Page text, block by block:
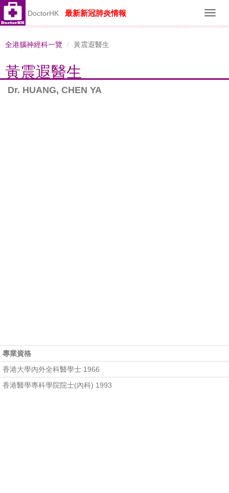
DoctorHK 最新新冠肺炎情報
全港腦神經科一覽 黃震遐醫生
黃震遐醫生
Dr. HUANG, CHEN YA
專業資格
香港大學內外全科醫學士 1966
香港醫學專科學院院士(內科) 1993